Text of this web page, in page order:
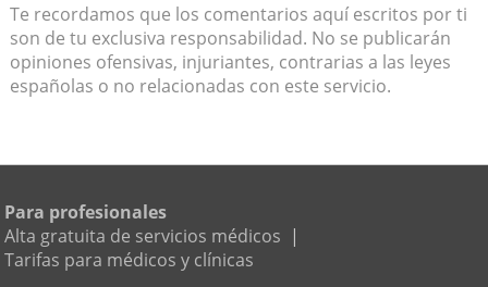
Te recordamos que los comentarios aquí escritos por ti
son de tu exclusiva responsabilidad. No se publicarán
opiniones ofensivas, injuriantes, contrarias a las leyes
españolas o no relacionadas con este servicio.
Para profesionales
Alta gratuita de servicios médicos |
Tarifas para médicos y clínicas